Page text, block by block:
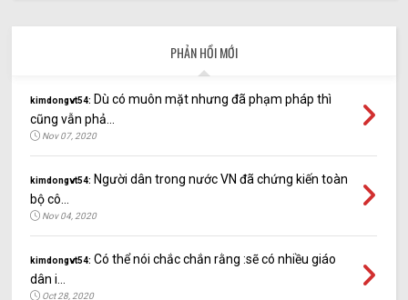
PHẢN HỒI MỚI
kimdongvt54: Dù có muôn mặt nhưng đã phạm pháp thì
cũng vẫn phả...
Nov 07, 2020
kimdongvt54: Người dân trong nước VN đã chứng kiến toàn
bộ cô...
Nov 04, 2020
kimdongvt54: Có thể nói chắc chắn rằng :sẽ có nhiều giáo
dân i...
Oct 28, 2020